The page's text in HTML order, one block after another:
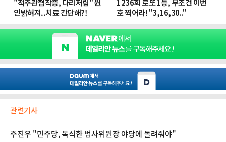
관련기사
주진우 "민주당, 독식한 법사위원장 야당에 돌려줘야"